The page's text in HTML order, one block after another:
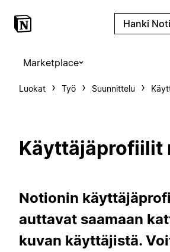
Hanki
Marketplace
Luokat Työ Suunnittelu
Käyttäjäprofiilit
Notionin
auttavat saamaan
kuvan käyttäjistä.